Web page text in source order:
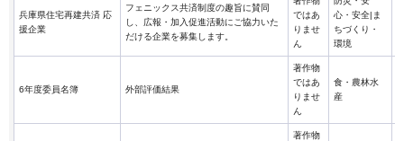
兵庫県住宅再建共済 応
援企業
フェニックス共済制度の趣旨に賛同
し、広報・加入促進活動にご協力いた
だける企業を募集します。
ではあ
りませ
ん
心・安全|ま
ちづくり・
環境
6年度委員名簿 外部評価結果
著作物
ではあ
りませ
ん
食・農林水
産
著作物